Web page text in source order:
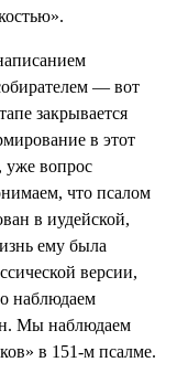
— вот
закрывается
в этот
уже вопрос
что псалом
в иудейской,
ему была
версии,
наблюдаем
Мы наблюдаем
в 151-м псалме.